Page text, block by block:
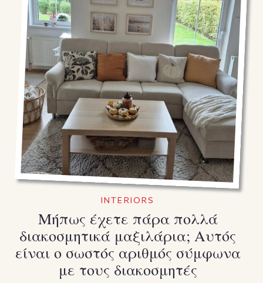
INTERIORS
Μήπως έχετε πάρα πολλά
διακοσμητικά μαξιλάρια; Αυτός
είναι ο σωστός αριθμός σύμφωνα
με τους διακοσμητές